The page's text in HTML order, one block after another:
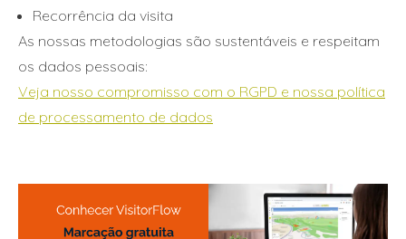
Recorrência da visita
As nossas metodologias são sustentáveis e respeitam
os dados pessoais:
Veja nosso compromisso com o RGPD e nossa política
de processamento de dados